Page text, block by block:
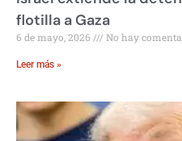
flotilla a Gaza
6 de mayo, 2026 No hay
Leer más »